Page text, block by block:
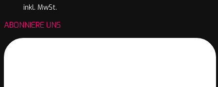
inkl. MwSt.
ABONNIERE UNS